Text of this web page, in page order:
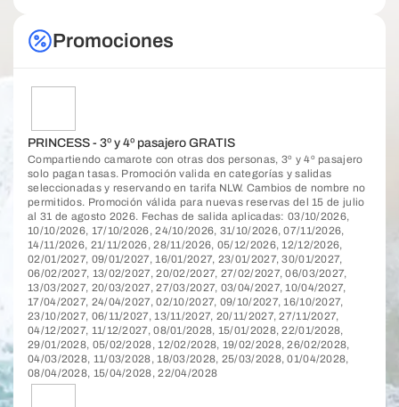
Promociones
PRINCESS - 3º y 4º pasajero GRATIS
Compartiendo camarote con otras dos personas, 3º y 4º pasajero
solo pagan tasas. Promoción valida en categorías y salidas
seleccionadas y reservando en tarifa NLW. Cambios de nombre no
permitidos. Promoción válida para nuevas reservas del 15 de julio
al 31 de agosto 2026. Fechas de salida aplicadas: 03/10/2026,
10/10/2026, 17/10/2026, 24/10/2026, 31/10/2026, 07/11/2026,
14/11/2026, 21/11/2026, 28/11/2026, 05/12/2026, 12/12/2026,
02/01/2027, 09/01/2027, 16/01/2027, 23/01/2027, 30/01/2027,
06/02/2027, 13/02/2027, 20/02/2027, 27/02/2027, 06/03/2027,
13/03/2027, 20/03/2027, 27/03/2027, 03/04/2027, 10/04/2027,
17/04/2027, 24/04/2027, 02/10/2027, 09/10/2027, 16/10/2027,
23/10/2027, 06/11/2027, 13/11/2027, 20/11/2027, 27/11/2027,
04/12/2027, 11/12/2027, 08/01/2028, 15/01/2028, 22/01/2028,
29/01/2028, 05/02/2028, 12/02/2028, 19/02/2028, 26/02/2028,
04/03/2028, 11/03/2028, 18/03/2028, 25/03/2028, 01/04/2028,
08/04/2028, 15/04/2028, 22/04/2028